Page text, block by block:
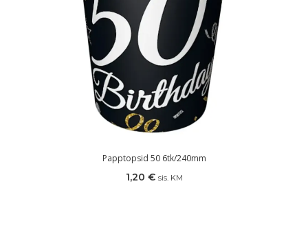
Papptopsid 50 6tk/240mm
1,20 € sis. KM